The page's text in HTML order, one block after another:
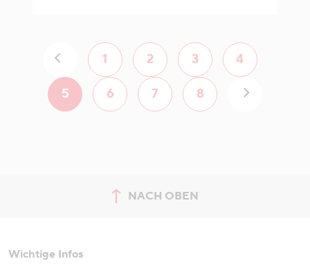
1 2 3 4
5 6 7 8
NACH OBEN
zum Seitenanfang springen
Wichtige Infos